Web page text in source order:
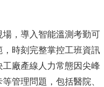
，導入智能溫測考勤可
時刻完整掌控工班資訊
廠產線人力常態因尖峰
管理問題，包括醫院、